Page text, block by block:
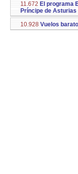
11.672 El programa
Príncipe de Asturias
10.928 Vuelos